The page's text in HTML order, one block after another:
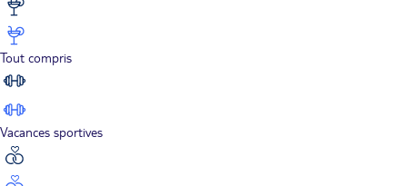
Tout compris
Vacances sportives